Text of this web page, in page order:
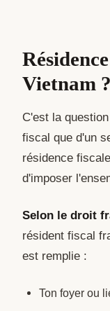
Vietnam ?
C'est la
fiscal que d'un
résidence
d'imposer
Selon le droit
résident fiscal
est remplie :
Ton foyer ou